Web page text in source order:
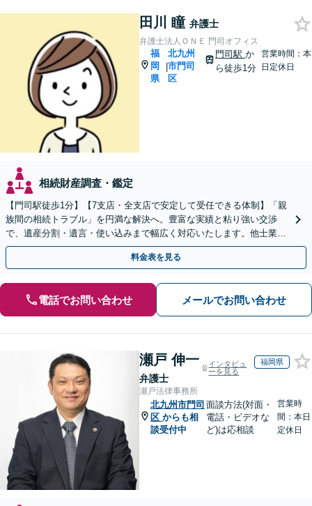
田川 瞳 弁護士
弁護士法人ＯＮＥ 門司オフィス
福
岡
県
|
北九州
市門司
区
門司駅 か
ら徒歩1分
営業時間：本
日定休日
相続財産調査・鑑定
【門司駅徒歩1分】【7支店・全支店で安定して受任できる体制】「親
族間の相続トラブル」を円満な解決へ。豊富な実績と粘り強い交渉
で、遺産分割・遺言・使い込みまで幅広く対応いたします。他士業連
携のワンストップ体制
料金表を見る
電話でお問い合わせ メールでお問い合わせ
瀬戸 伸一
弁護士
インタビュ
ーを見る
福岡県
瀬戸法律事務所
北九州市門司
区 からも相
談受付中
面談方法(対面・
電話・ビデオな
ど)は応相談
営業時
間：本日
定休日